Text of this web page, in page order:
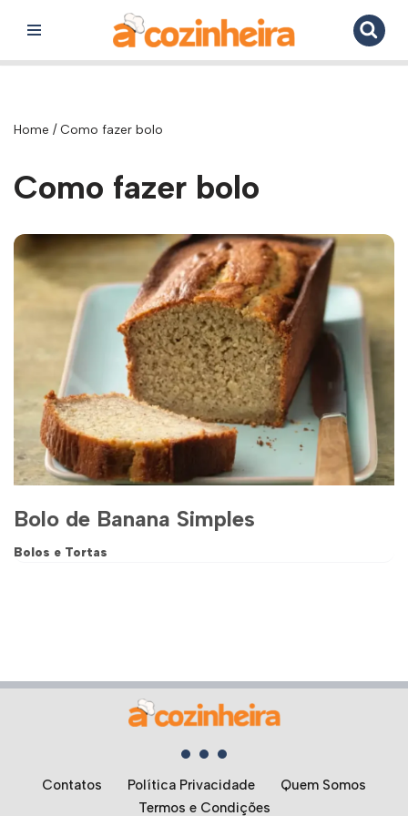
para
Home /Como fazer bolo
Como fazer bolo
Bolo de Banana Simples
Bolos e Tortas
Contatos Política Privacidade
Quem Somos
Termos e Condições